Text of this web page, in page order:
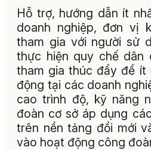
Hỗ trợ, hướng dẫn ít
doanh nghiệp, đơn vị
tham gia với người sử
thực hiện quy chế dân
tham gia thúc đẩy để ít
động tại các doanh
cao trình độ, kỹ năng
đoàn cơ sở áp dụng
trên nền tảng đổi mới
vào hoạt động công